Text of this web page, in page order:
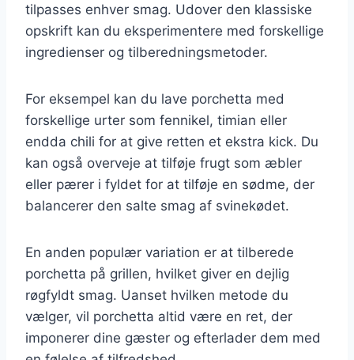
tilpasses enhver smag. Udover den klassiske
opskrift kan du eksperimentere med forskellige
ingredienser og tilberedningsmetoder.
For eksempel kan du lave porchetta med
forskellige urter som fennikel, timian eller
endda chili for at give retten et ekstra kick. Du
kan også overveje at tilføje frugt som æbler
eller pærer i fyldet for at tilføje en sødme, der
balancerer den salte smag af svinekødet.
En anden populær variation er at tilberede
porchetta på grillen, hvilket giver en dejlig
røgfyldt smag. Uanset hvilken metode du
vælger, vil porchetta altid være en ret, der
imponerer dine gæster og efterlader dem med